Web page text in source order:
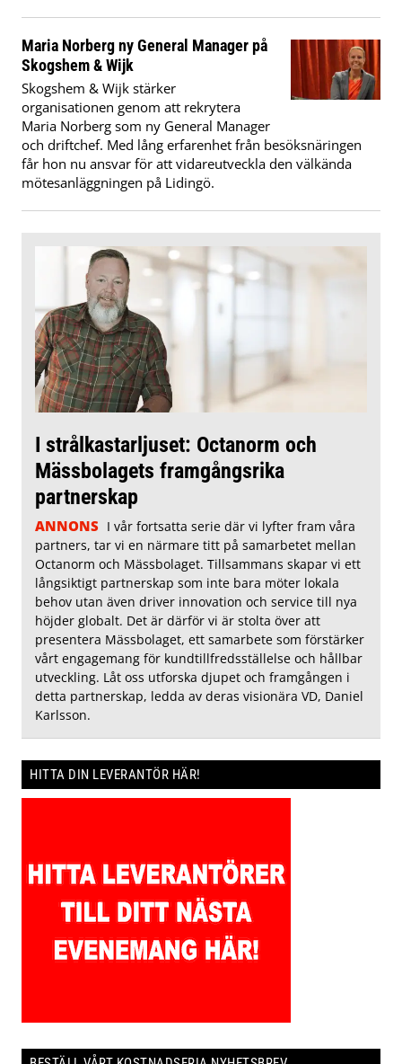
Maria Norberg ny General Manager på
Skogshem & Wijk
Skogshem & Wijk stärker
organisationen genom att rekrytera
Maria Norberg som ny General Manager
och driftchef. Med lång erfarenhet från besöksnäringen
får hon nu ansvar för att vidareutveckla den välkända
mötesanläggningen på Lidingö.
I strålkastarljuset: Octanorm och
Mässbolagets framgångsrika
partnerskap
ANNONS I vår fortsatta serie där vi lyfter fram våra
partners, tar vi en närmare titt på samarbetet mellan
Octanorm och Mässbolaget. Tillsammans skapar vi ett
långsiktigt partnerskap som inte bara möter lokala
behov utan även driver innovation och service till nya
höjder globalt. Det är därför vi är stolta över att
presentera Mässbolaget, ett samarbete som förstärker
vårt engagemang för kundtillfredsställelse och hållbar
utveckling. Låt oss utforska djupet och framgången i
detta partnerskap, ledda av deras visionära VD, Daniel
Karlsson.
HITTA DIN LEVERANTÖR HÄR!